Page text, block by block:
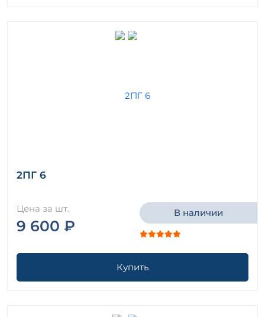
2ПГ 6
Цена за шт.
9 600 ₽
В наличии
Купить